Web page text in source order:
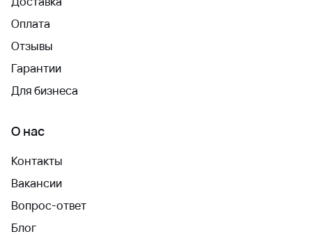
Оплата
Отзывы
Гарантии
Для бизнеса
О нас
Контакты
Вакансии
Вопрос-ответ
Блог